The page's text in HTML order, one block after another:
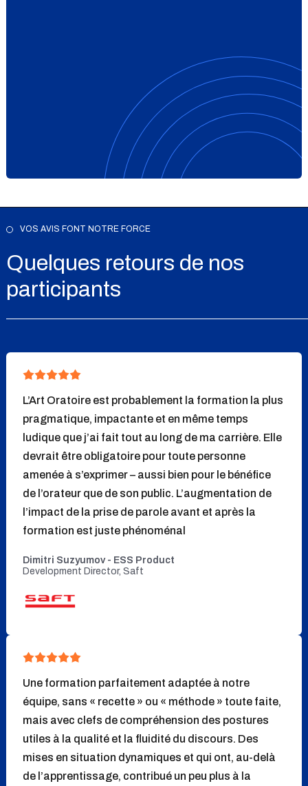
VOS AVIS FONT NOTRE FORCE
Quelques retours de nos
participants
L’Art Oratoire est probablement la formation la plus
pragmatique, impactante et en même temps
ludique que j’ai fait tout au long de ma carrière. Elle
devrait être obligatoire pour toute personne
amenée à s’exprimer – aussi bien pour le bénéfice
de l’orateur que de son public. L’augmentation de
l’impact de la prise de parole avant et après la
formation est juste phénoménal
Dimitri Suzyumov - ESS Product
Development Director, Saft
Une formation parfaitement adaptée à notre
équipe, sans « recette » ou « méthode » toute faite,
mais avec clefs de compréhension des postures
utiles à la qualité et la fluidité du discours. Des
mises en situation dynamiques et qui ont, au-delà
de l’apprentissage, contribué un peu plus à la